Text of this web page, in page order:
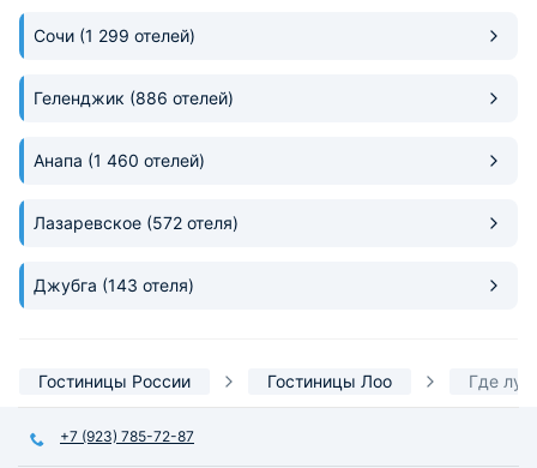
Сочи (1 299 отелей)
Геленджик (886 отелей)
Анапа (1 460 отелей)
Лазаревское (572 отеля)
Джубга (143 отеля)
Гостиницы России Гостиницы Лоо Где
+7 (923) 785-72-87